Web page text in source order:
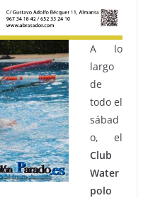
A lo
largo
de
todo el
sábad
o, el
Club
Water
polo